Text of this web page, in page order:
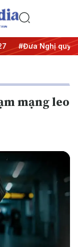
#Đưa Nghị quyết
mạng leo